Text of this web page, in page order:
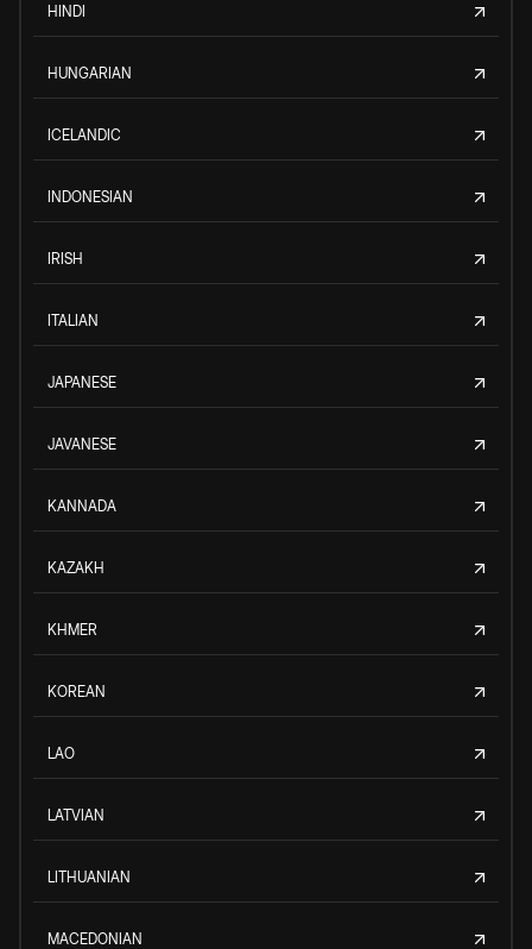
HINDI
HUNGARIAN
ICELANDIC
INDONESIAN
IRISH
ITALIAN
JAPANESE
JAVANESE
KANNADA
KAZAKH
KHMER
KOREAN
LAO
LATVIAN
LITHUANIAN
MACEDONIAN